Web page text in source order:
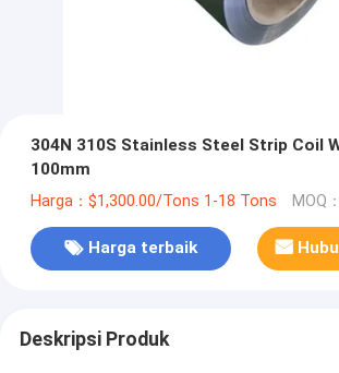
304N 310S Stainless Steel Strip Coil
100mm
Harga：$1,300.00/Tons 1-18 Tons MOQ
Harga terbaik
Deskripsi Produk